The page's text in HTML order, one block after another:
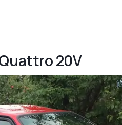
20V